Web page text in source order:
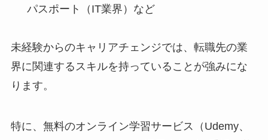
パスポート（IT業界）など
未経験からのキャリアチェンジでは、転職先の業
界に関連するスキルを持っていることが強みにな
ります。
特に、無料のオンライン学習サービス（Udemy、